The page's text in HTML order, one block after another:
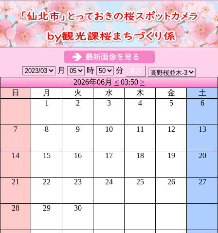
月 時
分
2026年06月<03:50>
日
月 火 水 木 金
土
1
2 3 4 5 6
7 8 9 10 11 12 13
14 15 16 17 18 19 20
21 22 23 24 25 26 27
28 29 30